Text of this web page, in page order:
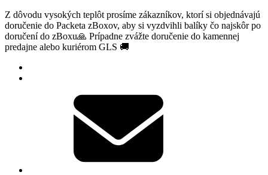
Z dôvodu vysokých teplôt prosíme zákazníkov, ktorí si objednávajú
doručenie do Packeta zBoxov, aby si vyzdvihli balíky čo najskôr po
doručení do zBoxu🙏 Prípadne zvážte doručenie do kamennej
predajne alebo kuriérom GLS 🚚